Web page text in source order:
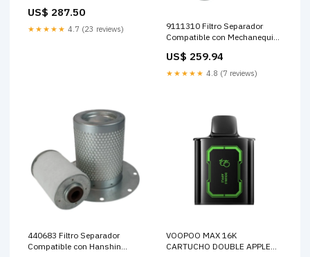
US$ 287.50
★★★★★ 4.7 (23 reviews)
9111310 Filtro Separador
Compatible con Mechanequip
US$ 259.94
★★★★★ 4.8 (7 reviews)
440683 Filtro Separador
Compatible con Hanshin
VOOPOO MAX 16K
CARTUCHO DOUBLE APPLE